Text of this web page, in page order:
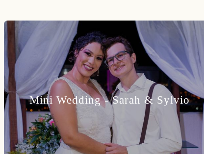
Mini Wedding - Sarah & Sylvio